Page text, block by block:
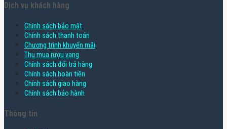
Dịch vụ khách hàng
Chính sách bảo mật
Chính sách thanh toán
Chương trình khuyến mãi
Thu mua rượu vang
Chính sách đổi trả hàng
Chính sách hoàn tiền
Chính sách giao hàng
Chính sách bảo hành
Thông tin